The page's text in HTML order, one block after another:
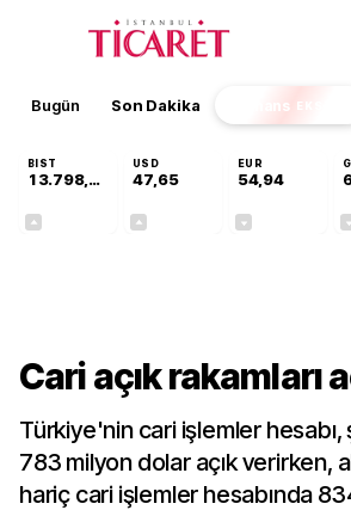
Bugün Son Dakika Finans EKSTRA
BIST
13.798,82
USD
47,65
EUR
54,94
Cari açık rakamları
Türkiye'nin cari işlemler
783 milyon dolar açık verirken,
hariç cari işlemler hesabında